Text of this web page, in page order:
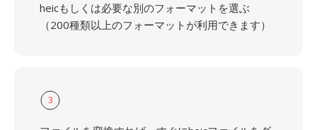
heicもしくは必要な別のフォーマットを選ぶ
（200種類以上のフォーマットが利用できます）
3